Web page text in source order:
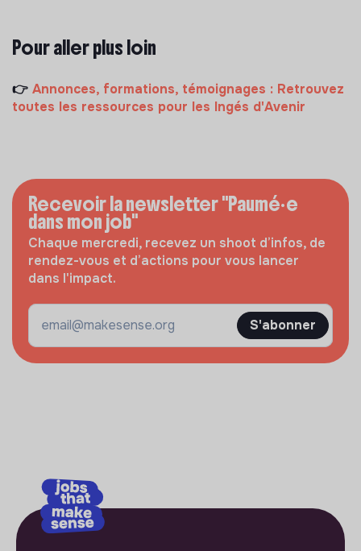
Pour aller plus loin
👉 Annonces, formations, témoignages : Retrouvez
toutes les ressources pour les Ingés d'Avenir
Recevoir la newsletter "Paumé·e
dans mon job"
Chaque mercredi, recevez un shoot d’infos, de
rendez-vous et d’actions pour vous lancer
dans l'impact.
S'abonner